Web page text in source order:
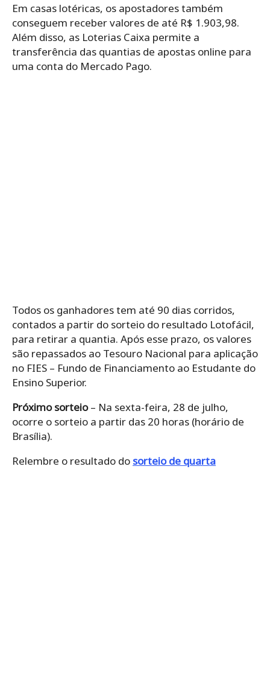
Em casas lotéricas, os apostadores também
conseguem receber valores de até R$ 1.903,98.
Além disso, as Loterias Caixa permite a
transferência das quantias de apostas online para
uma conta do Mercado Pago.
Todos os ganhadores tem até 90 dias corridos,
contados a partir do sorteio do resultado Lotofácil,
para retirar a quantia. Após esse prazo, os valores
são repassados ao Tesouro Nacional para aplicação
no FIES – Fundo de Financiamento ao Estudante do
Ensino Superior.
Próximo sorteio– Na sexta-feira, 28 de julho,
ocorre o sorteio a partir das 20 horas (horário de
Brasília).
Relembre o resultado do sorteio de quarta